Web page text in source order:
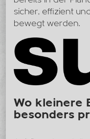
sicher, effizient
bewegt werden.
Wo kleinere
besonders